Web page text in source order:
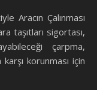
taşıtları sigortası,
çarpma,
korunması için